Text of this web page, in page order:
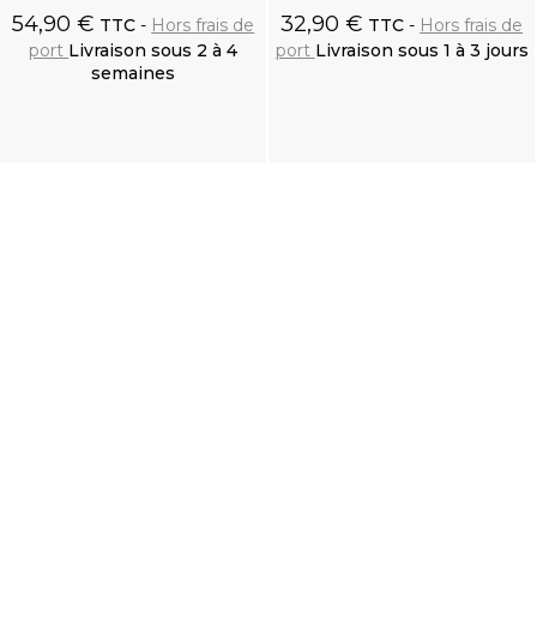
54,90 € TTC Hors frais de
port Livraison sous 2 à 4
semaines
32,90 € TTC
Hors frais de
port Livraison sous 1 à 3 jours